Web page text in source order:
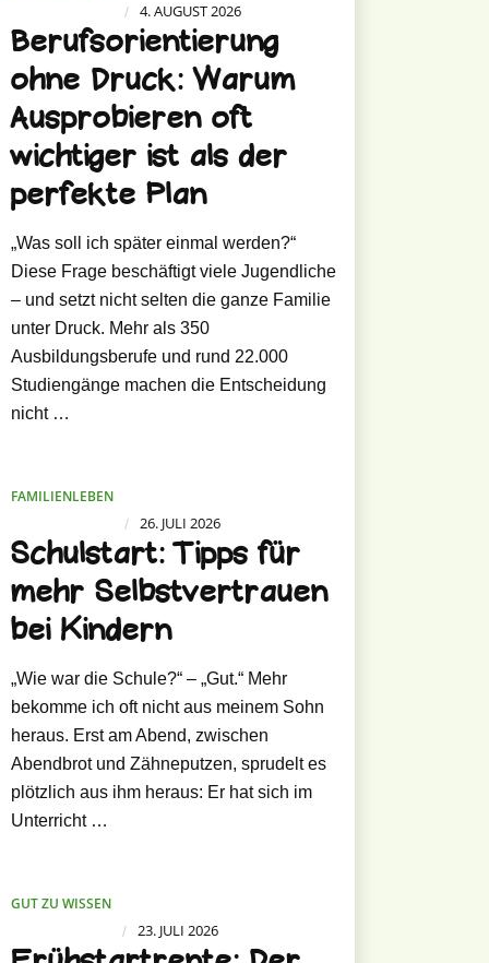
/ 4. AUGUST 2026
Berufsorientierung
ohne Druck: Warum
Ausprobieren oft
wichtiger ist als der
perfekte Plan
„Was soll ich später einmal werden?“
Diese Frage beschäftigt viele Jugendliche
– und setzt nicht selten die ganze Familie
unter Druck. Mehr als 350
Ausbildungsberufe und rund 22.000
Studiengänge machen die Entscheidung
nicht …
FAMILIENLEBEN
/ 26. JULI 2026
Schulstart: Tipps für
mehr Selbstvertrauen
bei Kindern
„Wie war die Schule?“ – „Gut.“ Mehr
bekomme ich oft nicht aus meinem Sohn
heraus. Erst am Abend, zwischen
Abendbrot und Zähneputzen, sprudelt es
plötzlich aus ihm heraus: Er hat sich im
Unterricht …
GUT ZU WISSEN
/ 23. JULI 2026